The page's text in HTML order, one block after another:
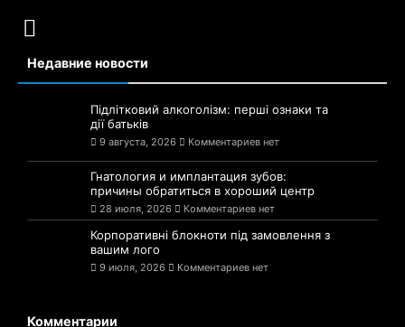
Недавние новости
Підлітковий алкоголізм: перші ознаки та
дії батьків
9 августа, 2026 Комментариев нет
Гнатология и имплантация зубов:
причины обратиться в хороший центр
28 июля, 2026 Комментариев нет
Корпоративні блокноти під замовлення з
вашим лого
9 июля, 2026 Комментариев нет
Комментарии